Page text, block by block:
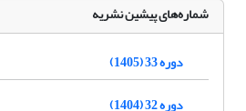
شماره‌های پیشین نشریه
دوره 33 (1405)
دوره 32 (1404)